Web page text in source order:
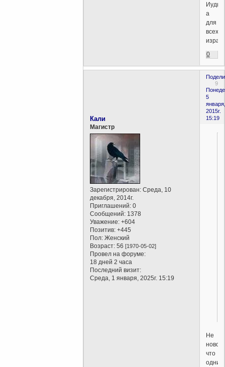
Иуды
а
для
всех
0
9
5
января,
2015г.
15:19
Кали
Магистр
Зарегистрирован: Среда, 10
декабря, 2014г.
Приглашений: 0
Сообщений: 1378
Уважение: +604
Позитив: +445
Пол: Женский
Возраст: 56[1970-05-02]
Провел на форуме:
18 дней 2 часа
Последний визит:
Среда, 1 января, 2025г. 15:19
Не
что
одни